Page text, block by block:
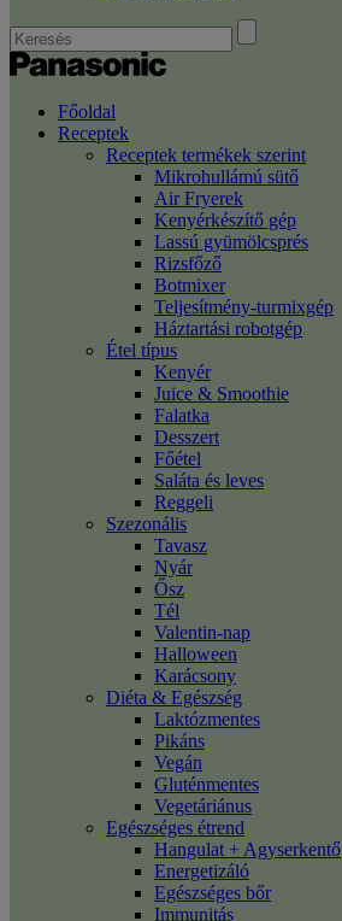
Főoldal
Receptek
Receptek termékek szerint
Mikrohullámú sütő
Air Fryerek
Kenyérkészítő gép
Lassú gyümölcsprés
Rizsfőző
Botmixer
Teljesítmény-turmixgép
Háztartási robotgép
Étel típus
Kenyér
Juice & Smoothie
Falatka
Desszert
Főétel
Saláta és leves
Reggeli
Szezonális
Tavasz
Nyár
Ősz
Tél
Valentin-nap
Halloween
Karácsony
Diéta & Egészség
Laktózmentes
Pikáns
Vegán
Gluténmentes
Vegetáriánus
Egészséges étrend
Hangulat + Agyserkentő
Energetizáló
Egészséges bőr
Immunitás